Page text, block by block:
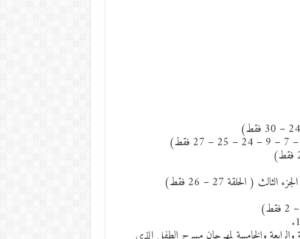
( الحلقة 27 – 26 فقط)